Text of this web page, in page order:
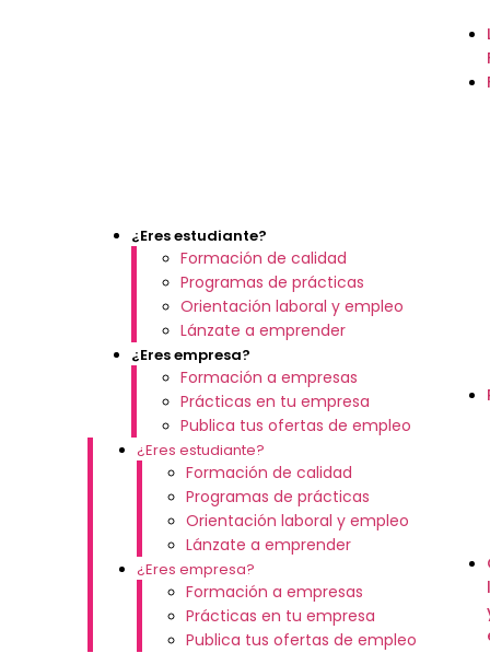
¿Eres estudiante?
Formación de calidad
Programas de prácticas
Orientación laboral y empleo
Lánzate a emprender
¿Eres empresa?
Formación a empresas
Prácticas en tu empresa
Publica tus ofertas de empleo
¿Eres estudiante?
Formación de calidad
Programas de prácticas
Orientación laboral y empleo
Lánzate a emprender
¿Eres empresa?
Formación a empresas
Prácticas en tu empresa
Publica tus ofertas de empleo